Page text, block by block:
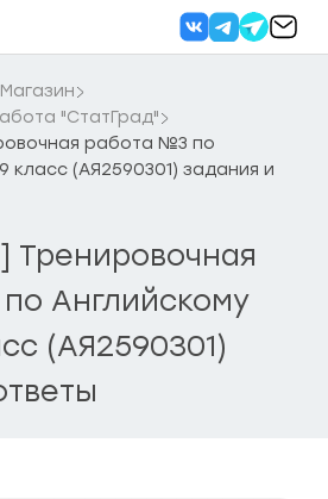
Магазин
"СтатГрад"
работа №3 по
класс (АЯ2590301) задания и
Тренировочная
Английскому
(АЯ2590301)